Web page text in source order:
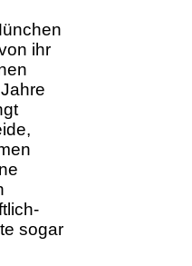
ihr
sogar